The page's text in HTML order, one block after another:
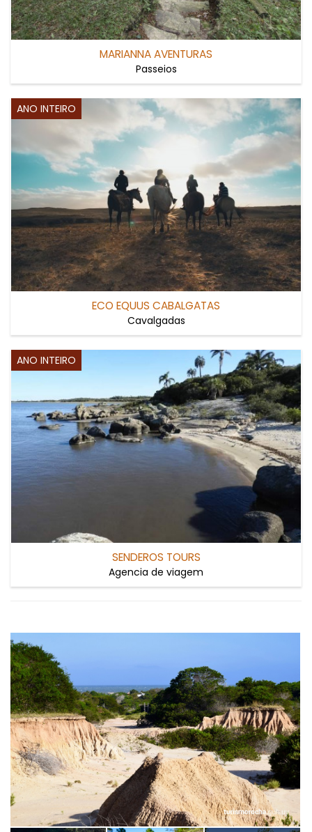
MARIANNA AVENTURAS
Passeios
ANO INTEIRO
ECO EQUUS CABALGATAS
Cavalgadas
ANO INTEIRO
SENDEROS TOURS
Agencia de viagem